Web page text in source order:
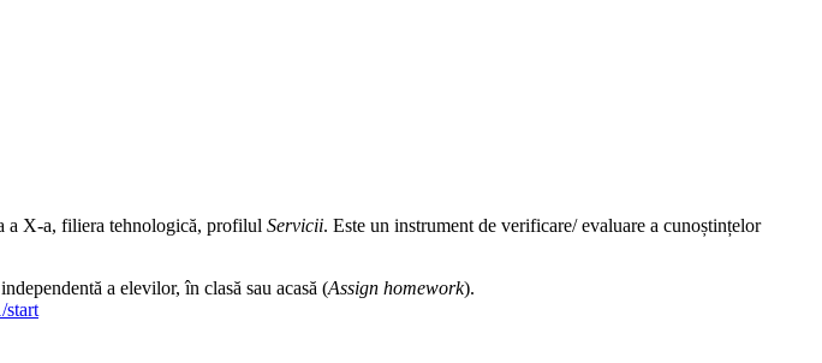
a X-a, filiera tehnologică, profilul Servicii. Este un instrument de verificare/ evaluare a cunoștințelor
a elevilor, în clasă sau acasă (Assign homework).
start